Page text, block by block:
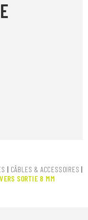
| CÂBLES & ACCESSOIRES |
SORTIE 8 MM